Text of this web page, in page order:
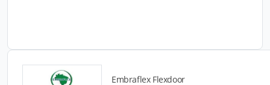
Embraflex Flexdoor